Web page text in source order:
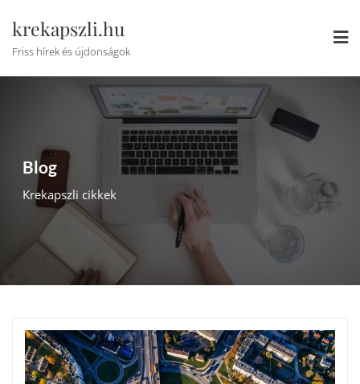
content
krekapszli.hu
Friss hírek és újdonságok
Blog
Krekapszli cikkek